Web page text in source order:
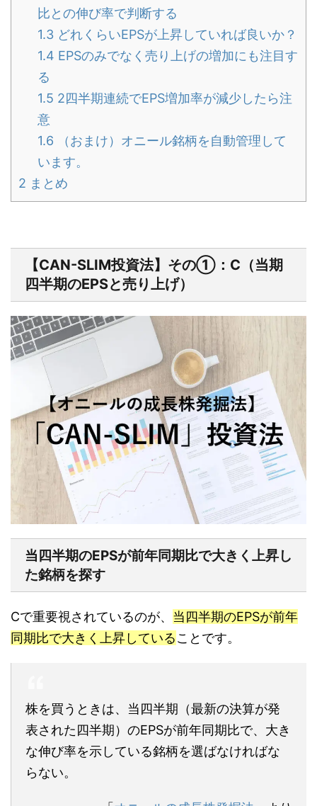
比との伸び率で判断する
1.3 どれくらいEPSが上昇していれば良いか？
1.4 EPSのみでなく売り上げの増加にも注目す
る
1.5 2四半期連続でEPS増加率が減少したら注
意
1.6 （おまけ）オニール銘柄を自動管理して
います。
2 まとめ
【CAN-SLIM投資法】その①：C（当期
四半期のEPSと売り上げ）
当四半期のEPSが前年同期比で大きく上昇し
た銘柄を探す
Cで重要視されているのが、 当四半期のEPSが前年
同期比で大きく上昇していることです。
株を買うときは、当四半期（最新の決算が発
表された四半期）のEPSが前年同期比で、大き
な伸び率を示している銘柄を選ばなければな
らない。